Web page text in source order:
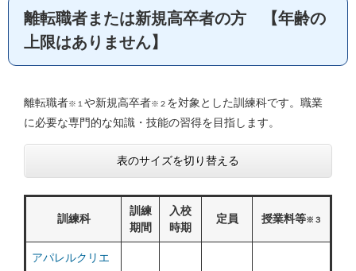
離転職者または新規高卒者の方 【年齢の
上限はありません】
離転職者※１ や新規高卒者※２ を対象とした訓練科です。職業
に必要な専門的な知識・技能の習得を目指します。
表のサイズを切り替える
訓練科
訓練
期間
入校
時期
定員 授業料等※３
アパレルクリエ